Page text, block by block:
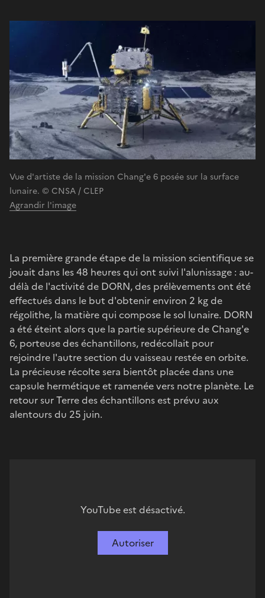
Vue d'artiste de la mission Chang'e 6 posée sur la surface
lunaire. © CNSA / CLEP
Agrandir l'image
La première grande étape de la mission scientifique se
jouait dans les 48 heures qui ont suivi l'alunissage : au-
délà de l'activité de DORN, des prélèvements ont été
effectués dans le but d'obtenir environ 2 kg de
régolithe, la matière qui compose le sol lunaire. DORN
a été éteint alors que la partie supérieure de Chang'e
6, porteuse des échantillons, redécollait pour
rejoindre l'autre section du vaisseau restée en orbite.
La précieuse récolte sera bientôt placée dans une
capsule hermétique et ramenée vers notre planète. Le
retour sur Terre des échantillons est prévu aux
alentours du 25 juin.
YouTube est désactivé.
Autoriser